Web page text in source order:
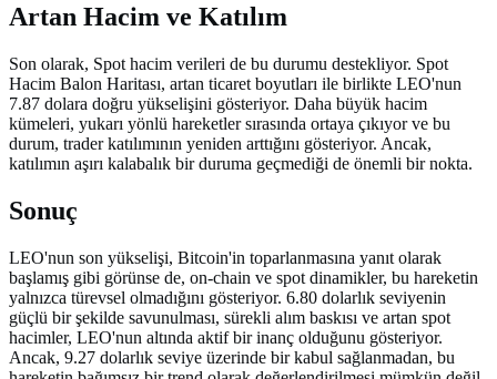
Artan Hacim ve Katılım
Son olarak, Spot hacim verileri de bu durumu destekliyor. Spot
Hacim Balon Haritası, artan ticaret boyutları ile birlikte LEO'nun
7.87 dolara doğru yükselişini gösteriyor. Daha büyük hacim
kümeleri, yukarı yönlü hareketler sırasında ortaya çıkıyor ve bu
durum, trader katılımının yeniden arttığını gösteriyor. Ancak,
katılımın aşırı kalabalık bir duruma geçmediği de önemli bir nokta.
Sonuç
LEO'nun son yükselişi, Bitcoin'in toparlanmasına yanıt olarak
başlamış gibi görünse de, on-chain ve spot dinamikler, bu hareketin
yalnızca türevsel olmadığını gösteriyor. 6.80 dolarlık seviyenin
güçlü bir şekilde savunulması, sürekli alım baskısı ve artan spot
hacimler, LEO'nun altında aktif bir inanç olduğunu gösteriyor.
Ancak, 9.27 dolarlık seviye üzerinde bir kabul sağlanmadan, bu